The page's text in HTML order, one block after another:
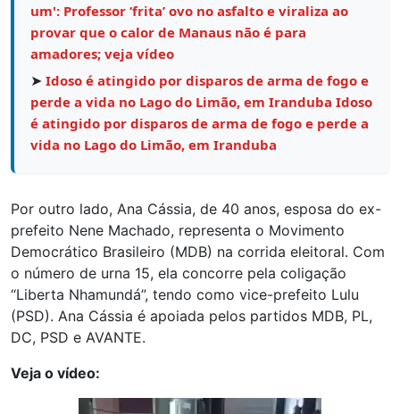
um': Professor ‘frita’ ovo no asfalto e viraliza ao
provar que o calor de Manaus não é para
amadores; veja vídeo
➤ Idoso é atingido por disparos de arma de fogo e
perde a vida no Lago do Limão, em Iranduba Idoso
é atingido por disparos de arma de fogo e perde a
vida no Lago do Limão, em Iranduba
Por outro lado, Ana Cássia, de 40 anos, esposa do ex-
prefeito Nene Machado, representa o Movimento
Democrático Brasileiro (MDB) na corrida eleitoral. Com
o número de urna 15, ela concorre pela coligação
“Liberta Nhamundá”, tendo como vice-prefeito Lulu
(PSD). Ana Cássia é apoiada pelos partidos MDB, PL,
DC, PSD e AVANTE.
Veja o vídeo:
Tocador